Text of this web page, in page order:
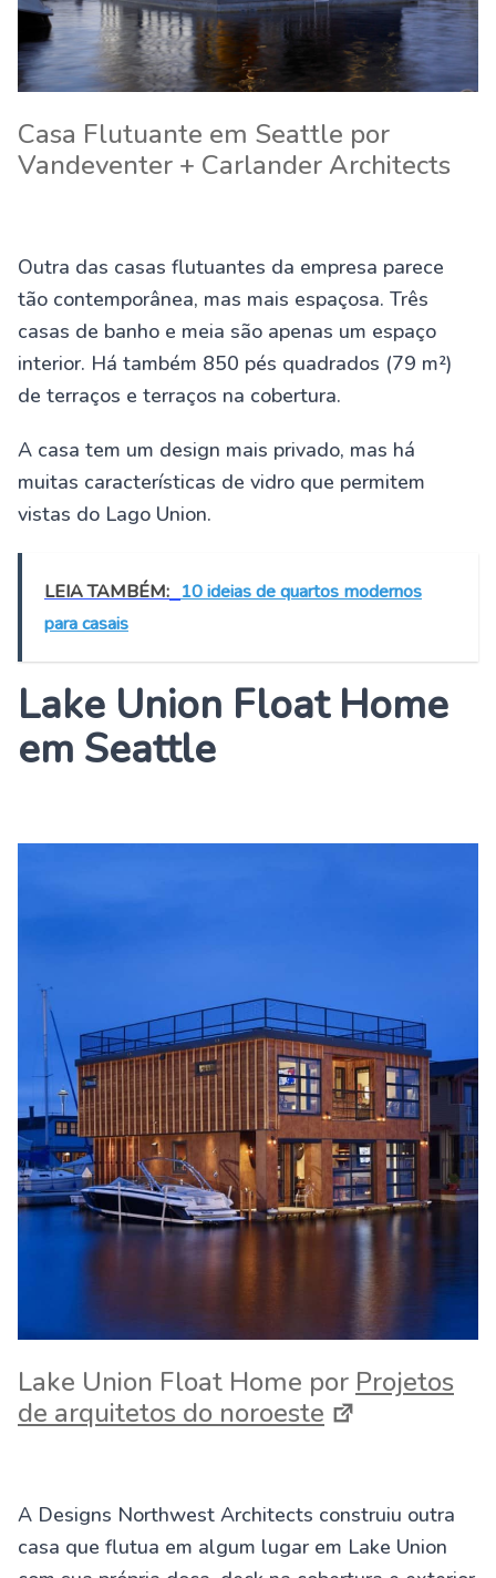
Casa Flutuante em Seattle por
Vandeventer + Carlander Architects
Outra das casas flutuantes da empresa parece
tão contemporânea, mas mais espaçosa. Três
casas de banho e meia são apenas um espaço
interior. Há também 850 pés quadrados (79 m²)
de terraços e terraços na cobertura.
A casa tem um design mais privado, mas há
muitas características de vidro que permitem
vistas do Lago Union.
LEIA TAMBÉM: 10 ideias de quartos modernos
para casais
Lake Union Float Home
em Seattle
Lake Union Float Home por Projetos
de arquitetos do noroeste
A Designs Northwest Architects construiu outra
casa que flutua em algum lugar em Lake Union